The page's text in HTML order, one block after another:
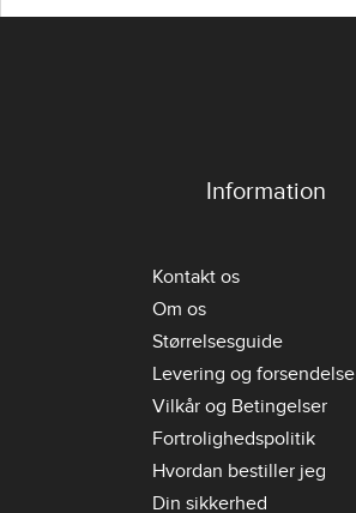
Information
Kontakt os
Om os
Størrelsesguide
Levering og forsendelse
Vilkår og Betingelser
Fortrolighedspolitik
Hvordan bestiller jeg
Din sikkerhed